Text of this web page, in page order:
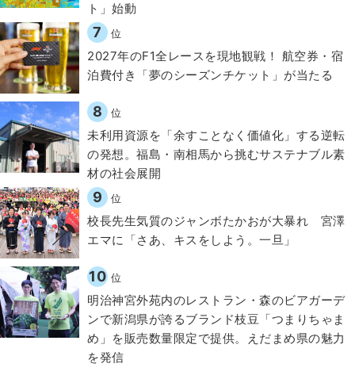
ト」始動
7 位
2027年のF1全レースを現地観戦！ 航空券・宿
泊費付き「夢のシーズンチケット」が当たる
8 位
​​未利用資源を「余すことなく価値化」する逆転
の発想。福島・南相馬から挑むサステナブル素
材の社会展開​
9 位
校長先生気質のジャンボたかおが大暴れ 宮澤
エマに「さあ、キスをしよう。一旦」
10 位
明治神宮外苑内のレストラン・森のビアガーデ
ンで新潟県が誇るブランド枝豆「つまりちゃま
め」を販売数量限定で提供。えだまめ県の魅力
を発信